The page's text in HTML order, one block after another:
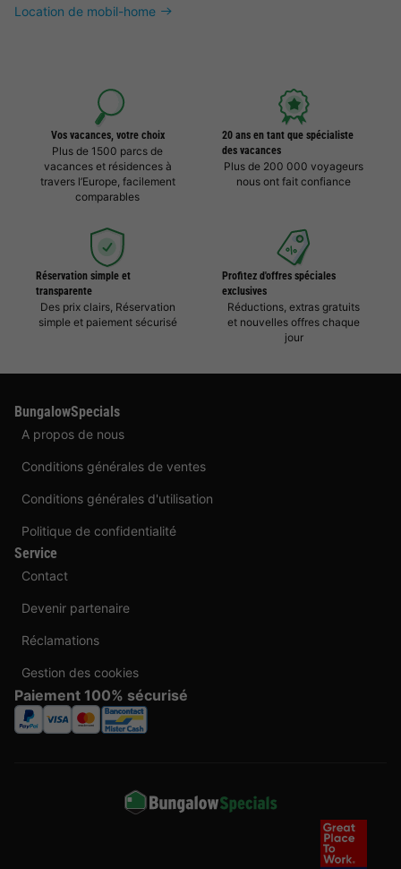
Location de mobil-home
Vos vacances, votre choix
Plus de 1500 parcs de
vacances et résidences à
travers l’Europe, facilement
comparables
20 ans en tant que spécialiste
des vacances
Plus de 200 000 voyageurs
nous ont fait confiance
Réservation simple et
transparente
Des prix clairs, Réservation
simple et paiement sécurisé
Profitez d'offres spéciales
exclusives
Réductions, extras gratuits
et nouvelles offres chaque
jour
BungalowSpecials
A propos de nous
Conditions générales de ventes
Conditions générales d'utilisation
Politique de confidentialité
Service
Contact
Devenir partenaire
Réclamations
Gestion des cookies
Paiement 100% sécurisé